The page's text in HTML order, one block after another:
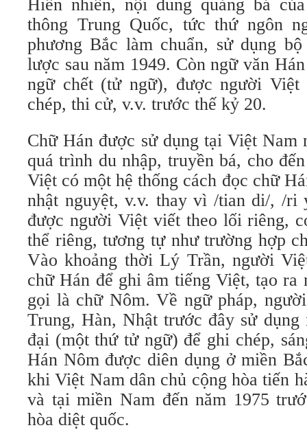
Hiển nhiên, nội dung quảng bá
thông Trung Quốc, tức thứ ngôn
phương Bắc làm chuẩn, sử dụng
lược sau năm 1949. Còn ngữ văn
ngữ chết (tử ngữ), được người Việt
chép, thi cử, v.v. trước thế kỷ 20.
Chữ Hán được sử dụng tại Việt Nam
quá trình du nhập, truyền bá, cho
Việt có một hệ thống cách đọc chữ
nhật nguyệt, v.v. thay vì /tian di/, /ri
được người Việt viết theo lối riêng,
thể riêng, tương tự như trường hợp
Vào khoảng thời Lý Trần, người
chữ Hán để ghi âm tiếng Việt, tạo ra
gọi là chữ Nôm. Về ngữ pháp,
Trung, Hàn, Nhật trước đây sử dụng
đại (một thứ tử ngữ) để ghi chép,
Hán Nôm được diên dụng ở miền
khi Việt Nam dân chủ cộng hòa tiến
và tại miền Nam đến năm 1975
hòa diệt quốc.